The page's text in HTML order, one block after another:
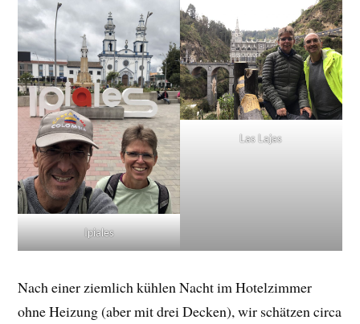
Ipiales
Las Lajas
Nach einer ziemlich kühlen Nacht im Hotelzimmer
ohne Heizung (aber mit drei Decken), wir schätzen circa